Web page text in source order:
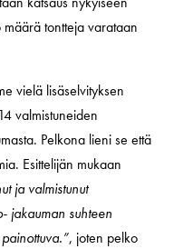
tontteja varataan
vielä lisäselvityksen
valmistuneiden
Pelkona lieni se että
Esittelijän mukaan
ja valmistunut
jakauman suhteen
, joten pelko